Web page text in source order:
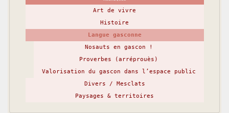
Art de vivre
Histoire
Langue gasconne
Nosauts en gascon !
Proverbes (arréprouès)
Valorisation du gascon dans l’espace public
Divers / Mesclats
Paysages & territoires